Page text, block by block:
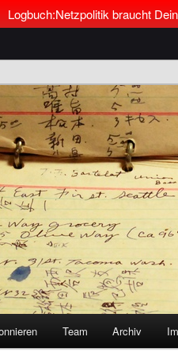
Logbuch:Netzpolitik braucht
Neumann und Tim Pritlove
Team Archiv